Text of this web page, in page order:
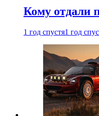
Кому отдали
1 год спустя1 год